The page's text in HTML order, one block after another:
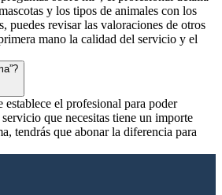
y los tipos de animales con los
puedes revisar las valoraciones de otros
mano la calidad del servicio y el
el profesional para poder
que necesitas tiene un importe
tendrás que abonar la diferencia para